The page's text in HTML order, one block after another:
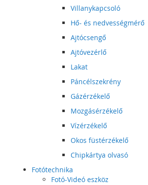
Villanykapcsoló
Hő- és nedvességmérő
Ajtócsengő
Ajtóvezérlő
Lakat
Páncélszekrény
Gázérzékelő
Mozgásérzékelő
Vízérzékelő
Okos füstérzékelő
Chipkártya olvasó
Fotótechnika
Fotó-Videó eszköz